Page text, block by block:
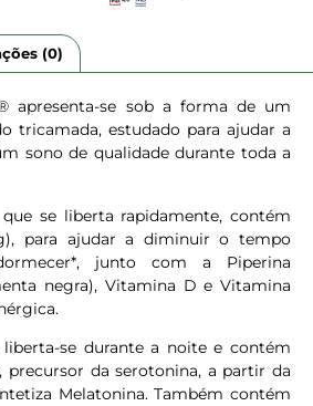
(0)
apresenta-se sob a forma de um
tricamada, estudado para ajudar a
sono de qualidade durante toda a
se liberta rapidamente, contém
para ajudar a diminuir o tempo
junto com a Piperina
negra), Vitamina D e Vitamina
liberta-se durante a noite e contém
precursor da serotonina, a partir da
Melatonina. Também contém